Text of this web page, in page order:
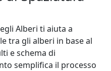
Alberi ti aiuta a
tra gli alberi in base al
e schema di
semplifica il processo